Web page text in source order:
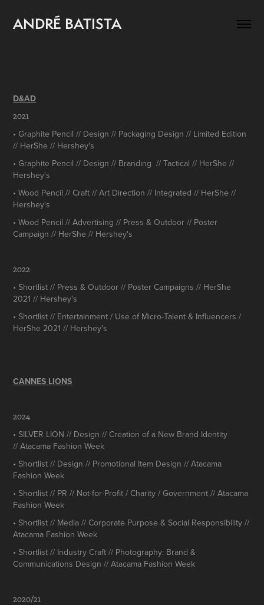
ANDRÉ BATISTA
D&AD
2021
• Graphite Pencil // Design // Packaging Design // Limited Edition
// HerShe // Hershey's
• Graphite Pencil // Design // Branding // Tactical // HerShe //
Hershey's
• Wood Pencil // Craft // Art Direction // Integrated // HerShe //
Hershey's
• Wood Pencil // Advertising // Press & Outdoor // Poster
Campaign // HerShe // Hershey's
2022
• Shortlist // Press & Outdoor // Poster Campaigns // HerShe
2021 // Hershey's
• Shortlist // Entertainment / Use of Micro-Talent & Influencers /
HerShe 2021 // Hershey's
CANNES LIONS
2024
• SILVER LION // Design // Creation of a New Brand Identity
// Atacama Fashion Week
• Shortlist // Design // Promotional Item Design // Atacama
Fashion Week
• Shortlist // PR // Not-for-Profit / Charity / Government // Atacama
Fashion Week
• Shortlist // Media // Corporate Purpose & Social Responsibility //
Atacama Fashion Week
• Shortlist // Industry Craft // Photography: Brand &
Communications Design // Atacama Fashion Week
2020/21